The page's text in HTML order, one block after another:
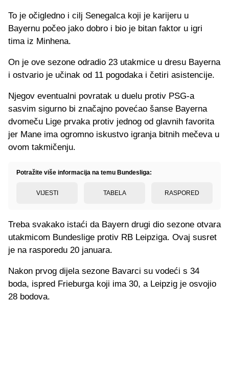
To je očigledno i cilj Senegalca koji je karijeru u
Bayernu počeo jako dobro i bio je bitan faktor u igri
tima iz Minhena.
On je ove sezone odradio 23 utakmice u dresu Bayerna
i ostvario je učinak od 11 pogodaka i četiri asistencije.
Njegov eventualni povratak u duelu protiv PSG-a
sasvim sigurno bi značajno povećao šanse Bayerna
dvomeču Lige prvaka protiv jednog od glavnih favorita
jer Mane ima ogromno iskustvo igranja bitnih mečeva u
ovom takmičenju.
Potražite više informacija na temu Bundesliga:
VIJESTI TABELA RASPORED
Treba svakako istaći da Bayern drugi dio sezone otvara
utakmicom Bundeslige protiv RB Leipziga. Ovaj susret
je na rasporedu 20 januara.
Nakon prvog dijela sezone Bavarci su vodeći s 34
boda, ispred Frieburga koji ima 30, a Leipzig je osvojio
28 bodova.